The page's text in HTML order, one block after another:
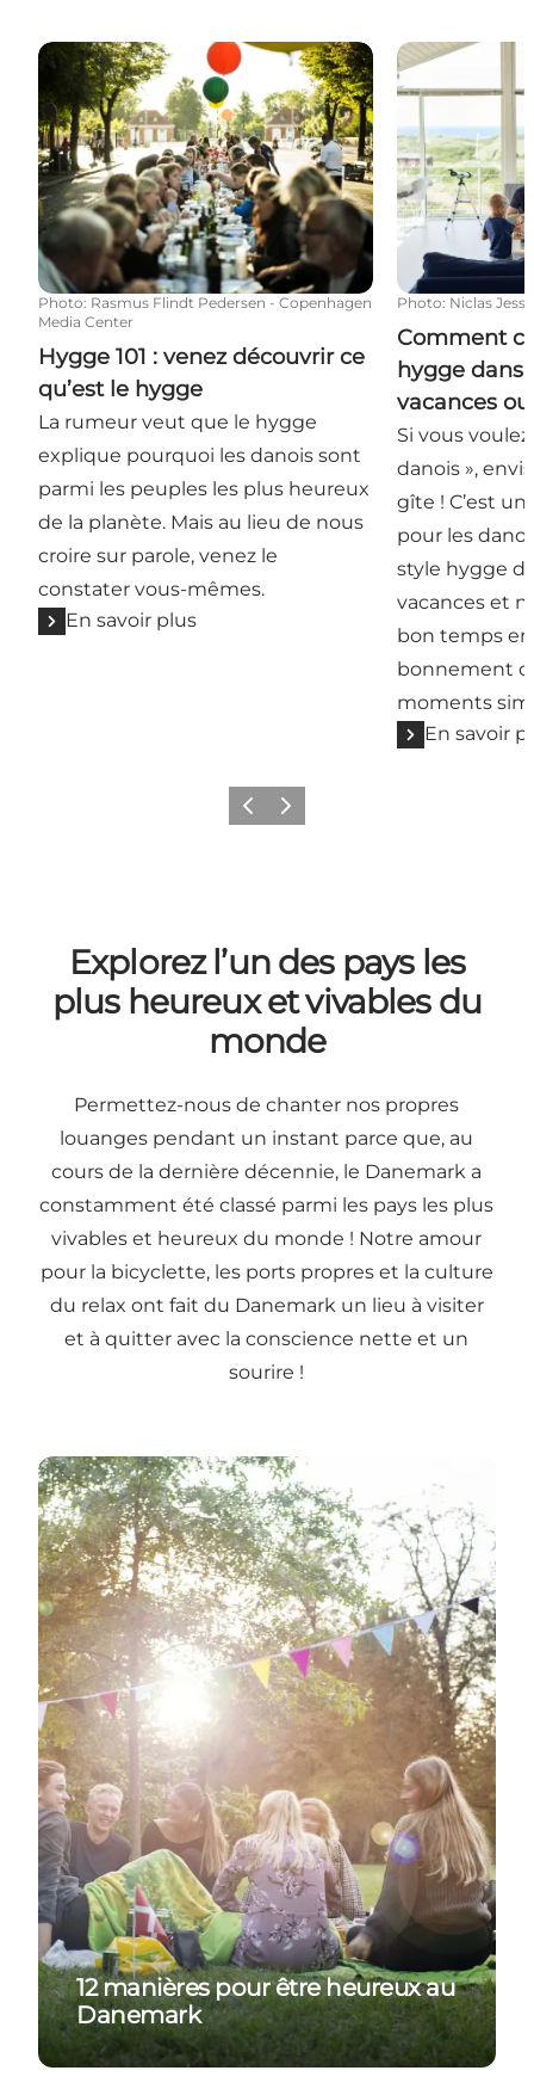
Hygge 101 : venez découvrir ce qu’est le hygge
Photo: Rasmus Flindt Pedersen - Copenhagen
Media Center
Hygge 101 : venez découvrir ce
qu’est le hygge
La rumeur veut que le hygge
explique pourquoi les danois sont
parmi les peuples les plus heureux
de la planète. Mais au lieu de nous
croire sur parole, venez le
constater vous-mêmes.
En savoir plus
Comment
Photo: Niclas
Comment
hygge dans
vacances
Si vous
danois »,
gîte ! C’est
pour les
style hygge
vacances et
bon temps
bonnement
moments
En savoir
PrécédentSuivant
Explorez l’un des pays les
plus heureux et vivables du
monde
Permettez-nous de chanter nos propres
louanges pendant un instant parce que, au
cours de la dernière décennie, le Danemark a
constamment été classé parmi les pays les plus
vivables et heureux du monde ! Notre amour
pour la bicyclette, les ports propres et la culture
du relax ont fait du Danemark un lieu à visiter
et à quitter avec la conscience nette et un
sourire !
12 manières pour être heureux au Danemark
12 manières pour être heureux au
Danemark